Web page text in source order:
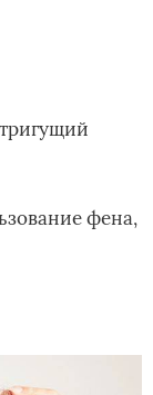
фена,